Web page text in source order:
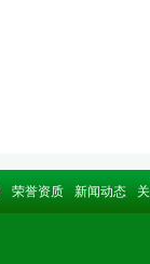
荣誉资质 新闻动态